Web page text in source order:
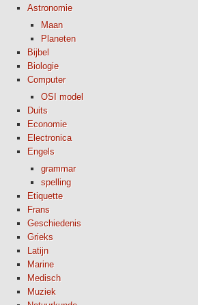
Astronomie
Maan
Planeten
Bijbel
Biologie
Computer
OSI model
Duits
Economie
Electronica
Engels
grammar
spelling
Etiquette
Frans
Geschiedenis
Grieks
Latijn
Marine
Medisch
Muziek